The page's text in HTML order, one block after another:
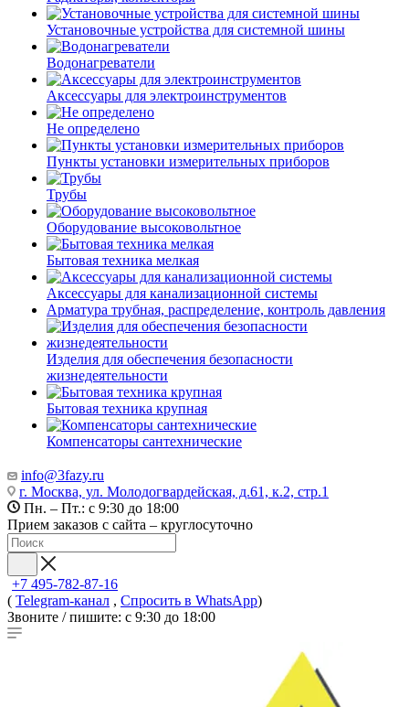
Установочные устройства для системной шины
Водонагреватели
Аксессуары для электроинструментов
Не определено
Пункты установки измерительных приборов
Трубы
Оборудование высоковольтное
Бытовая техника мелкая
Аксессуары для канализационной системы
Арматура трубная, распределение, контроль давления
Изделия для обеспечения безопасности
жизнедеятельности
Бытовая техника крупная
Компенсаторы сантехнические
info@3fazy.ru
г. Москва, ул. Молодогвардейская, д.61, к.2, стр.1
Пн. – Пт.: с 9:30 до 18:00
Прием заказов с сайта – круглосуточно
+7 495-782-87-16
( Telegram-канал , Спросить в WhatsApp)
Звоните / пишите: с 9:30 до 18:00